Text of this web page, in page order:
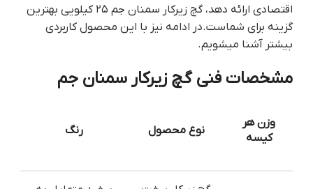
اقتصادی ارائه دهد، گچ زیرکار سمنان جم ۲۵ کیلویی بهترین
گزینه برای شماست.در ادامه نیز با این محصول کاربردی
بیشتر آشنا میشویم.
مشخصات فنی گچ زیرکار سمنان جم
وزن هر
کیسه
نوع محصول رنگ